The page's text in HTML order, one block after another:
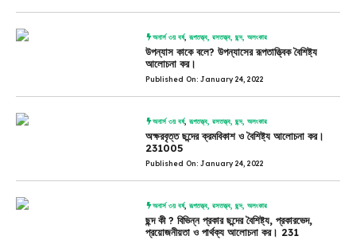
অনার্স ৩য় বর্ষ,রূপতত্ত্ব, রসতত্ত্ব, ছন্দ, অলংকার
উপন্যাস কাকে বলে? উপন্যাসের রূপতাত্ত্বিক বৈশিষ্ট্য
আলোচনা কর।
Published On: January 24, 2022
অনার্স ৩য় বর্ষ,রূপতত্ত্ব, রসতত্ত্ব, ছন্দ, অলংকার
অক্ষরবৃত্ত ছন্দের ক্রমবিকাশ ও বৈশিষ্ট্য আলোচনা কর।
231005
Published On: January 24, 2022
অনার্স ৩য় বর্ষ,রূপতত্ত্ব, রসতত্ত্ব, ছন্দ, অলংকার
ছন্দ কী ? বিভিন্ন প্রকার ছন্দের বৈশিষ্ট্য, প্রকারভেদ,
প্রয়োজনীয়তা ও পার্থক্য আলোচনা কর। 231